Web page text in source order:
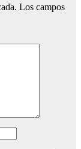
Los campos